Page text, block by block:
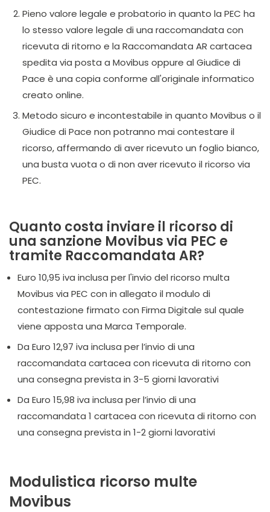
Pieno valore legale e probatorio in quanto la PEC ha
lo stesso valore legale di una raccomandata con
ricevuta di ritorno e la Raccomandata AR cartacea
spedita via posta a Movibus oppure al Giudice di
Pace è una copia conforme all'originale informatico
creato online.
Metodo sicuro e incontestabile in quanto Movibus o il
Giudice di Pace non potranno mai contestare il
ricorso, affermando di aver ricevuto un foglio bianco,
una busta vuota o di non aver ricevuto il ricorso via
PEC.
Quanto costa inviare il ricorso di
una sanzione Movibus via PEC e
tramite Raccomandata AR?
Euro 10,95 iva inclusa per l'invio del ricorso multa
Movibus via PEC con in allegato il modulo di
contestazione firmato con Firma Digitale sul quale
viene apposta una Marca Temporale.
Da Euro 12,97 iva inclusa per l’invio di una
raccomandata cartacea con ricevuta di ritorno con
una consegna prevista in 3-5 giorni lavorativi
Da Euro 15,98 iva inclusa per l’invio di una
raccomandata 1 cartacea con ricevuta di ritorno con
una consegna prevista in 1-2 giorni lavorativi
Modulistica ricorso multe
Movibus